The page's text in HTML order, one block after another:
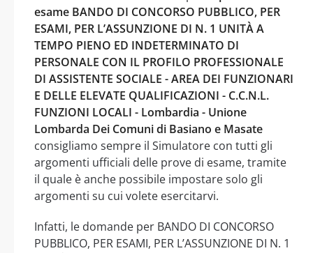
esame BANDO DI CONCORSO PUBBLICO, PER
ESAMI, PER L’ASSUNZIONE DI N. 1 UNITÀ A
TEMPO PIENO ED INDETERMINATO DI
PERSONALE CON IL PROFILO PROFESSIONALE
DI ASSISTENTE SOCIALE - AREA DEI FUNZIONARI
E DELLE ELEVATE QUALIFICAZIONI - C.C.N.L.
FUNZIONI LOCALI - Lombardia - Unione
Lombarda Dei Comuni di Basiano e Masate
consigliamo sempre il Simulatore con tutti gli
argomenti ufficiali delle prove di esame, tramite
il quale è anche possibile impostare solo gli
argomenti su cui volete esercitarvi.
Infatti, le domande per BANDO DI CONCORSO
PUBBLICO, PER ESAMI, PER L’ASSUNZIONE DI N. 1